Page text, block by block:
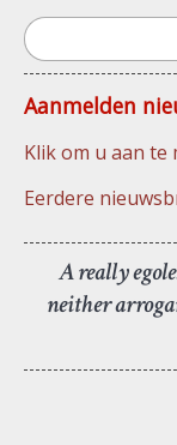
Zoeken
Aanmelden
Klik om u aan
Eerdere
A really
neither